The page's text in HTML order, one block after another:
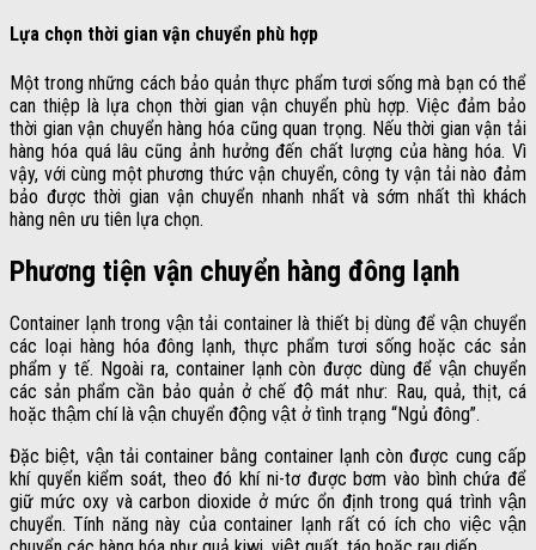
Lựa chọn thời gian vận chuyển phù hợp
Một trong những cách bảo quản thực phẩm tươi sống mà bạn có thể
can thiệp là lựa chọn thời gian vận chuyển phù hợp. Việc đảm bảo
thời gian vận chuyển hàng hóa cũng quan trọng. Nếu thời gian vận tải
hàng hóa quá lâu cũng ảnh hưởng đến chất lượng của hàng hóa. Vì
vậy, với cùng một phương thức vận chuyển, công ty vận tải nào đảm
bảo được thời gian vận chuyển nhanh nhất và sớm nhất thì khách
hàng nên ưu tiên lựa chọn.
Phương tiện vận chuyển hàng đông lạnh
Container lạnh trong vận tải container là thiết bị dùng để vận chuyển
các loại hàng hóa đông lạnh, thực phẩm tươi sống hoặc các sản
phẩm y tế. Ngoài ra, container lạnh còn được dùng để vận chuyển
các sản phẩm cần bảo quản ở chế độ mát như: Rau, quả, thịt, cá
hoặc thậm chí là vận chuyển động vật ở tình trạng “Ngủ đông”.
Đặc biệt, vận tải container bằng container lạnh còn được cung cấp
khí quyển kiểm soát, theo đó khí ni-tơ được bơm vào bình chứa để
giữ mức oxy và carbon dioxide ở mức ổn định trong quá trình vận
chuyển. Tính năng này của container lạnh rất có ích cho việc vận